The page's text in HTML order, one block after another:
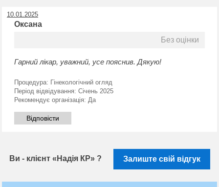
10.01.2025
Оксана
Без оцінки
Гарний лікар, уважний, усе пояснив. Дякую!
Процедура: Гінекологічний огляд
Період відвідування: Січень 2025
Рекомендує організація: Да
Відповісти
Ви - клієнт «Надія КР» ? Залиште свій відгук